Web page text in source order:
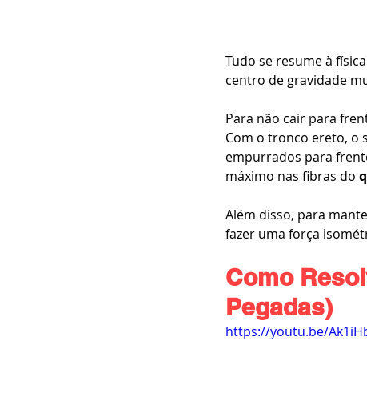
Tudo se resume à
centro de gravidade
Para não cair para
Com o tronco ereto, o
empurrados para
máximo nas fibras do
Além disso, para
fazer uma força
Como
Pegadas)
https://youtu.be/